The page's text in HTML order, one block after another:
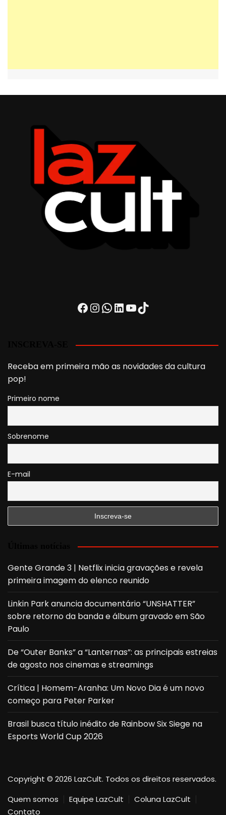
Facebook
Instagram
WhatsApp
LinkedIn
Youtube
TikTok
Receba em primeira mão as novidades da cultura
pop!
Primeiro nome
Sobrenome
E-mail
Gente Grande 3 | Netflix inicia gravações e revela
primeira imagem do elenco reunido
Linkin Park anuncia documentário “UNSHATTER”
sobre retorno da banda e álbum gravado em São
Paulo
De “Outer Banks” a “Lanternas”: as principais estreias
de agosto nos cinemas e streamings
Crítica | Homem-Aranha: Um Novo Dia é um novo
começo para Peter Parker
Brasil busca título inédito de Rainbow Six Siege na
Esports World Cup 2026
Copyright © 2026 LazCult. Todos os direitos reservados.
Quem somos
Equipe LazCult
Coluna LazCult
Contato